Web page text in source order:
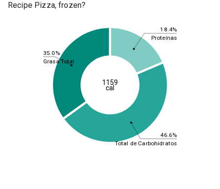
Recipe Pizza, frozen?
18.4%
46.6%
35.0%
Proteínas
Total de Carbohidratos
Grasa Total
1159
cal